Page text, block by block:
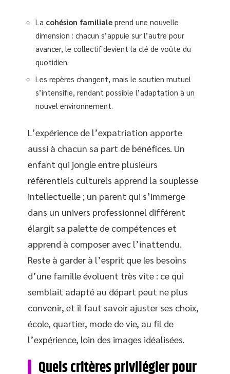
La cohésion familiale prend une nouvelle
dimension : chacun s’appuie sur l’autre pour
avancer, le collectif devient la clé de voûte du
quotidien.
Les repères changent, mais le soutien mutuel
s’intensifie, rendant possible l’adaptation à un
nouvel environnement.
L’expérience de l’expatriation apporte
aussi à chacun sa part de bénéfices. Un
enfant qui jongle entre plusieurs
référentiels culturels apprend la souplesse
intellectuelle ; un parent qui s’immerge
dans un univers professionnel différent
élargit sa palette de compétences et
apprend à composer avec l’inattendu.
Reste à garder à l’esprit que les besoins
d’une famille évoluent très vite : ce qui
semblait adapté au départ peut ne plus
convenir, et il faut savoir ajuster ses choix,
école, quartier, mode de vie, au fil de
l’expérience, loin des images idéalisées.
Quels critères privilégier pour